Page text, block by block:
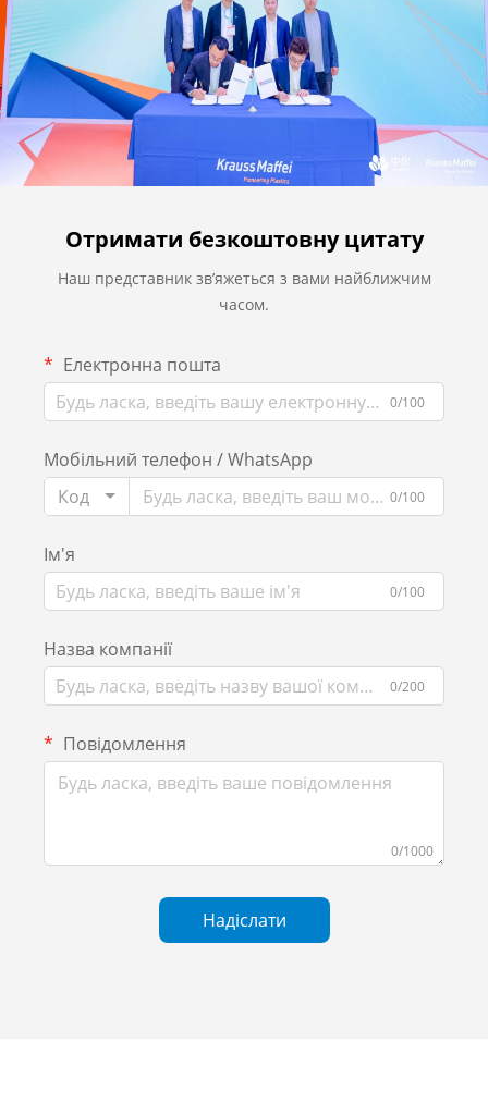
Отримати безкоштовну цитату
Наш представник зв’яжеться з вами найближчим
часом.
Електронна пошта
0/100
Мобільний телефон / WhatsApp
Код
0/100
Ім'я
0/100
Назва компанії
0/200
Повідомлення
0/1000
Надіслати